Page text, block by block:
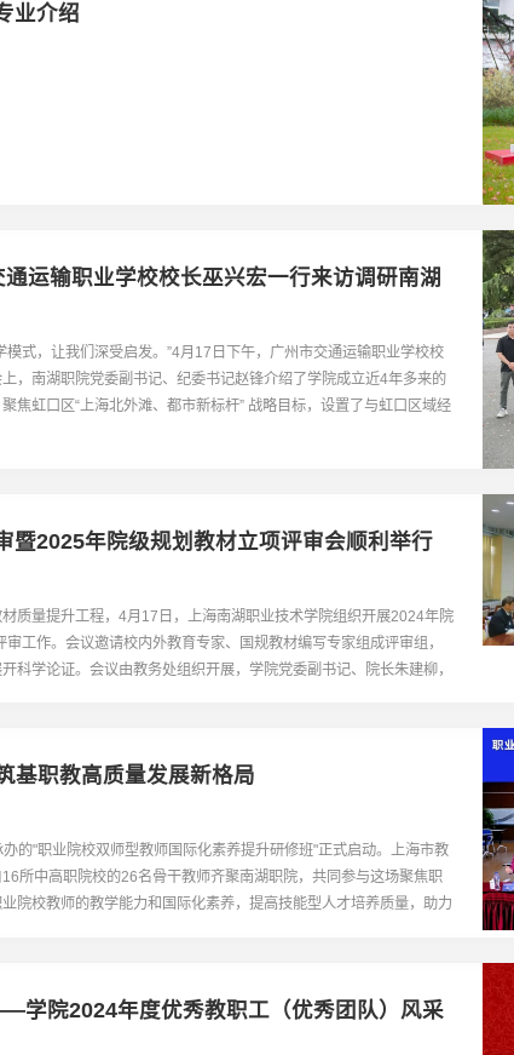
业介绍
运输职业学校校长巫兴宏一行来访调研南湖
式，让我们深受启发。”4月17日下午，广州市交通运输职业学校校
，南湖职院党委副书记、纪委书记赵锋介绍了学院成立近4年多来的
焦虹口区“上海北外滩、都市新标杆” 战略目标，设置了与虹口区域经
暨2025年院级规划教材立项评审会顺利举行
质量提升工程，4月17日，上海南湖职业技术学院组织开展2024年院
工作。会议邀请校内外教育专家、国规教材编写专家组成评审组，
科学论证。会议由教务处组织开展，学院党委副书记、院长朱建柳，
基职教高质量发展新格局
的"职业院校双师型教师国际化素养提升研修班"正式启动。上海市教
所中高职院校的26名骨干教师齐聚南湖职院，共同参与这场聚焦职
院校教师的教学能力和国际化素养，提高技能型人才培养质量，助力
学院2024年度优秀教职工（优秀团队）风采